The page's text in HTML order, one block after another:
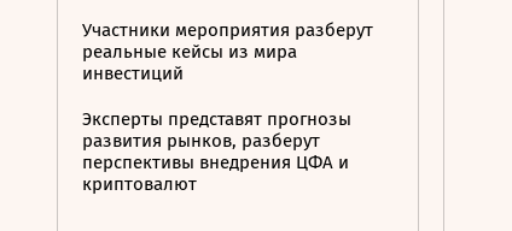
Участники мероприятия разберут
реальные кейсы из мира
инвестиций
Эксперты представят прогнозы
развития рынков, разберут
перспективы внедрения ЦФА и
криптовалют